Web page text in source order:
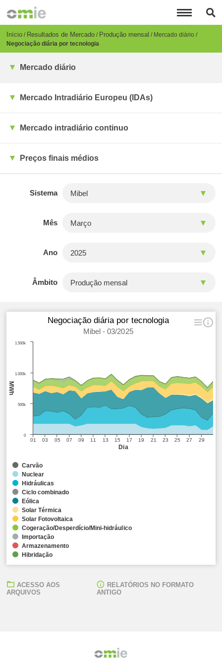
para
conteúdo
principal
Breadcrumb
Início Resultados de Mercado Produção mensal
Mercado diário
Negociação diária por tecnologia
Mercado diário
Mercado Intradiário Europeu (IDAs)
Mercado intradiário continuo
Preços finais médios
Sistema
Mês
Ano
Âmbito
Dia
MWh
Negociação diária por tecnologia
Mibel - 03/2025
01 03 05 07 09 11 13 15 17 19 21 23 25 27 29
0
1.000k
500k
1.500k
Carvão
Nuclear
Hidráulicas
Ciclo combinado
Eólica
Solar Térmica
Solar Fotovoltaica
Cogeração/Desperdício/Mini-hidráulico
Importação
Armazenamento
Hibridação
ACESSO AOS
ARQUIVOS
RELATÓRIOS NO FORMATO
ANTIGO